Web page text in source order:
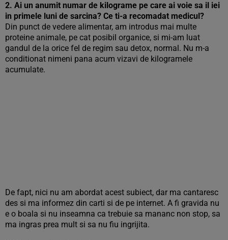
2. Ai un anumit numar de kilograme pe care ai voie sa il iei
in primele luni de sarcina? Ce ti-a recomadat medicul?
Din punct de vedere alimentar, am introdus mai multe
proteine animale, pe cat posibil organice, si mi-am luat
gandul de la orice fel de regim sau detox, normal. Nu m-a
conditionat nimeni pana acum vizavi de kilogramele
acumulate.
De fapt, nici nu am abordat acest subiect, dar ma cantaresc
des si ma informez din carti si de pe internet. A fi gravida nu
e o boala si nu inseamna ca trebuie sa mananc non stop, sa
ma ingras prea mult si sa nu fiu ingrijita.